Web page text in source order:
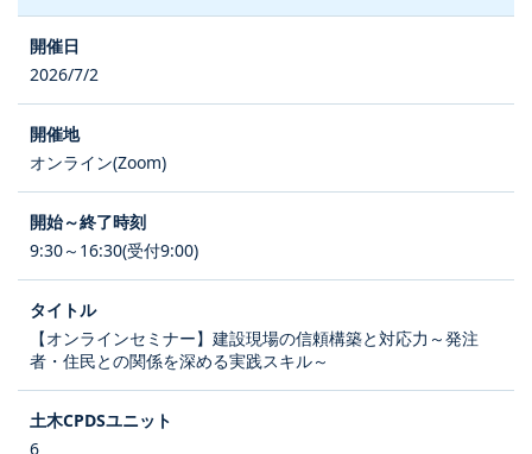
2026/7/2
オンライン(Zoom)
9:30～16:30(受付9:00)
【オンラインセミナー】建設現場の信頼構築と対応力～発注
者・住民との関係を深める実践スキル～
6